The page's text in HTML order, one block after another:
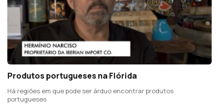
Produtos portugueses na Flórida
Há regiões em que pode ser árduo encontrar produtos
portugueses